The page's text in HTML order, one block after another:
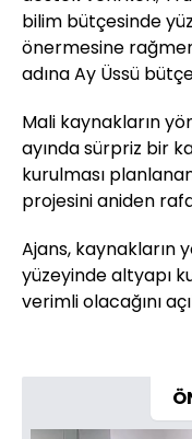
bilim bütçesinde
önermesine
adına Ay Üssü
Mali kaynakların
ayında sürpriz bir
kurulması
projesini aniden rafa
Ajans, kaynakların
yüzeyinde altyapı
verimli olacağını